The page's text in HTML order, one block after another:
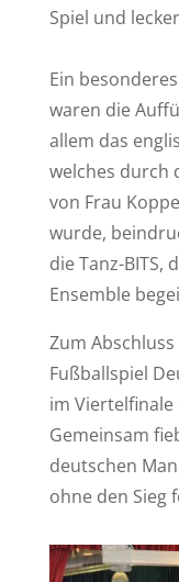
Spiel und
Ein
waren die
allem das
welches durch
von Frau
wurde,
die Tanz-
Ensemble
Zum
Fußballspiel
im
Gemeinsam
deutschen
ohne den Sieg